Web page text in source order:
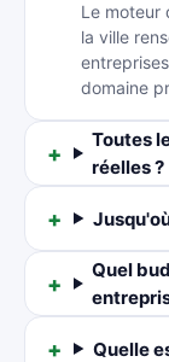
Le moteur
la ville
domaine
Toutes
réelles ?
Quel
Quelle